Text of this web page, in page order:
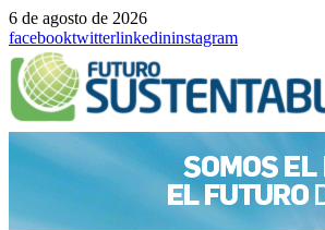
6 de agosto de 2026
facebooktwitterlinkedininstagram